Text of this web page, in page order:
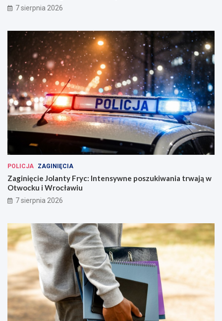
7 sierpnia 2026
POLICJA ZAGINIĘCIA
Zaginięcie Jolanty Fryc: Intensywne poszukiwania trwają w
Otwocku i Wrocławiu
7 sierpnia 2026